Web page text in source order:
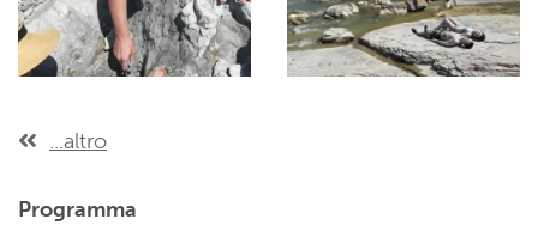
...altro
Programma